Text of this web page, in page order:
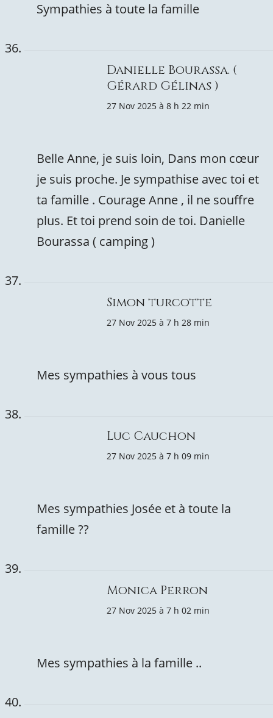
Sympathies à toute la famille
Danielle Bourassa. (
Gérard Gélinas )
27 Nov 2025 à 8 h 22 min
Belle Anne, je suis loin, Dans mon cœur
je suis proche. Je sympathise avec toi et
ta famille . Courage Anne , il ne souffre
plus. Et toi prend soin de toi. Danielle
Bourassa ( camping )
Simon turcotte
27 Nov 2025 à 7 h 28 min
Mes sympathies à vous tous
Luc Cauchon
27 Nov 2025 à 7 h 09 min
Mes sympathies Josée et à toute la
famille ??
Monica Perron
27 Nov 2025 à 7 h 02 min
Mes sympathies à la famille ..